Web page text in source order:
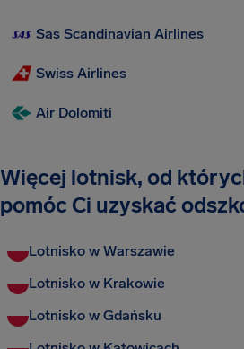
Sas Scandinavian Airlines
Swiss Airlines
Air Dolomiti
Więcej lotnisk, od
pomóc Ci uzyskać
Lotnisko w Warszawie
Lotnisko w Krakowie
Lotnisko w Gdańsku